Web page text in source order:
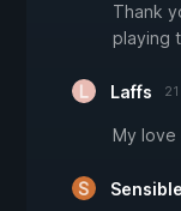
Thank
playing
Laffs
My